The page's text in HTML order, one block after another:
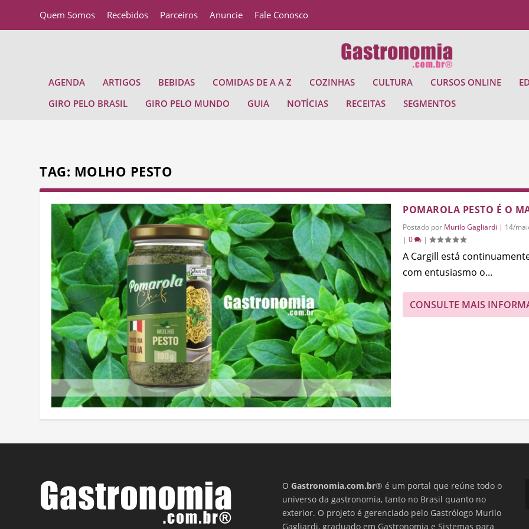
Quem Somos Recebidos Parceiros Anuncie Fale Conosco
AGENDA ARTIGOS BEBIDAS COMIDAS DE A A Z COZINHAS CULTURA CURSOS ONLINE
GIRO PELO BRASIL
GIRO PELO MUNDO GUIA NOTÍCIAS RECEITAS SEGMENTOS
TAG: MOLHO PESTO
POMAROLA PESTO É O
Postado por Murilo Gagliardi | 14/
| 0 |
A Cargill está
com entusiasmo o...
CONSULTE MAIS
OGastronomia.com.br® é um portal que reúne todo o
universo da gastronomia, tanto no Brasil quanto no
exterior. O projeto é gerenciado pelo Gastrólogo Murilo
Gagliardi, graduado em Gastronomia e Sistemas para